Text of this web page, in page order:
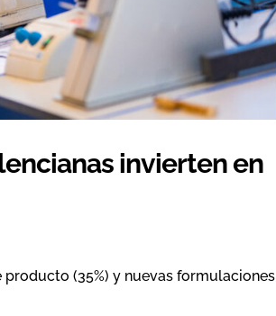
invierten en
(35%) y nuevas formulaciones